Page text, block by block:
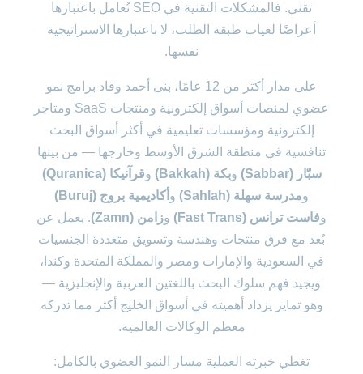
تقني. فالمشكلات التقنية في SEO تُعامل باعتبارها
أعراضًا لغياب طبقة الطلب، لا باعتبارها الاستراتيجية
نفسها.
على مدار أكثر من 12 عامًا، بنى أحمد وقاد برامج نمو
عضوي لمنصات أسواق إلكترونية ومنتجات SaaS ومتاجر
إلكترونية ومؤسسات تعليمية في أكثر أسواق البحث
تنافسية في منطقة الشرق الأوسط وخارجها — من بينها
سبّار (Sabbar)
وبكة (Bakkah) وقرآنيكا (Quranica)
ومدرسة سهلة (Sahlah) و أكاديمية بروج (Buruj)
وفاست ترانس (Fast Trans) وزامن (Zamn)
. يعمل عن
بُعد مع فرق منتجات وهندسة وتسويق متعددة الجنسيات
في السعودية والإمارات ومصر والمملكة المتحدة وكندا،
ويجيد فهم سلوك البحث باللغتين العربية والإنجليزية —
وهو تمايز يزداد أهميته في أسواق الخليج أكثر مما تدركه
معظم الوكالات العالمية.
تغطي خبرته العملية مسار النمو العضوي بالكامل: